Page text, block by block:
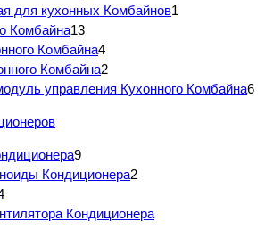
для кухонных Комбайнов1
Комбайна13
Комбайна4
Комбайна2
управления Кухонного Комбайна6
9
Кондиционера2
Кондиционера